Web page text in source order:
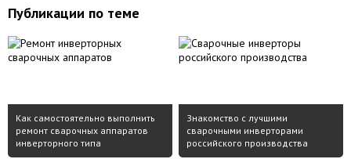
Публикации по теме
Как самостоятельно выполнить
ремонт сварочных аппаратов
инверторного типа
Знакомство с лучшими
сварочными инверторами
российского производства